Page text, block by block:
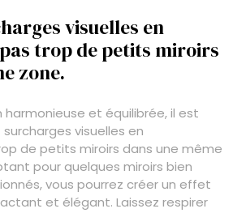
visuelles en
trop de petits miroirs
zone.
et équilibrée, il est
visuelles en
de petits miroirs dans une même
pour quelques miroirs bien
vous pourrez créer un effet
et élégant. Laissez respirer